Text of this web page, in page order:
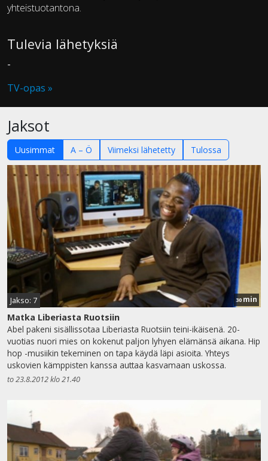
yhteistuotantona.
Tulevia lähetyksiä
-
TV-opas »
Jaksot
Uusimmat A – Ö Viimeksi lähetetty Tulossa
Jakso: 7 30 min
Matka Liberiasta Ruotsiin
Abel pakeni sisällissotaa Liberiasta Ruotsiin teini-ikäisenä. 20-
vuotias nuori mies on kokenut paljon lyhyen elämänsä aikana. Hip
hop -musiikin tekeminen on tapa käydä läpi asioita. Yhteys
uskovien kämppisten kanssa auttaa kasvamaan uskossa.
to 23.8.2012 klo 21.40